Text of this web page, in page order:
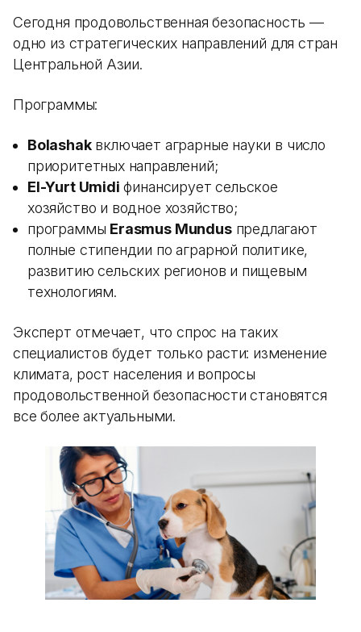
Сегодня продовольственная безопасность —
одно из стратегических направлений для стран
Центральной Азии.
Программы:
Bolashakвключает аграрные науки в число
приоритетных направлений;
El-Yurt Umidi финансирует сельское
хозяйство и водное хозяйство;
программы Erasmus Mundusпредлагают
полные стипендии по аграрной политике,
развитию сельских регионов и пищевым
технологиям.
Эксперт отмечает, что спрос на таких
специалистов будет только расти: изменение
климата, рост населения и вопросы
продовольственной безопасности становятся
все более актуальными.